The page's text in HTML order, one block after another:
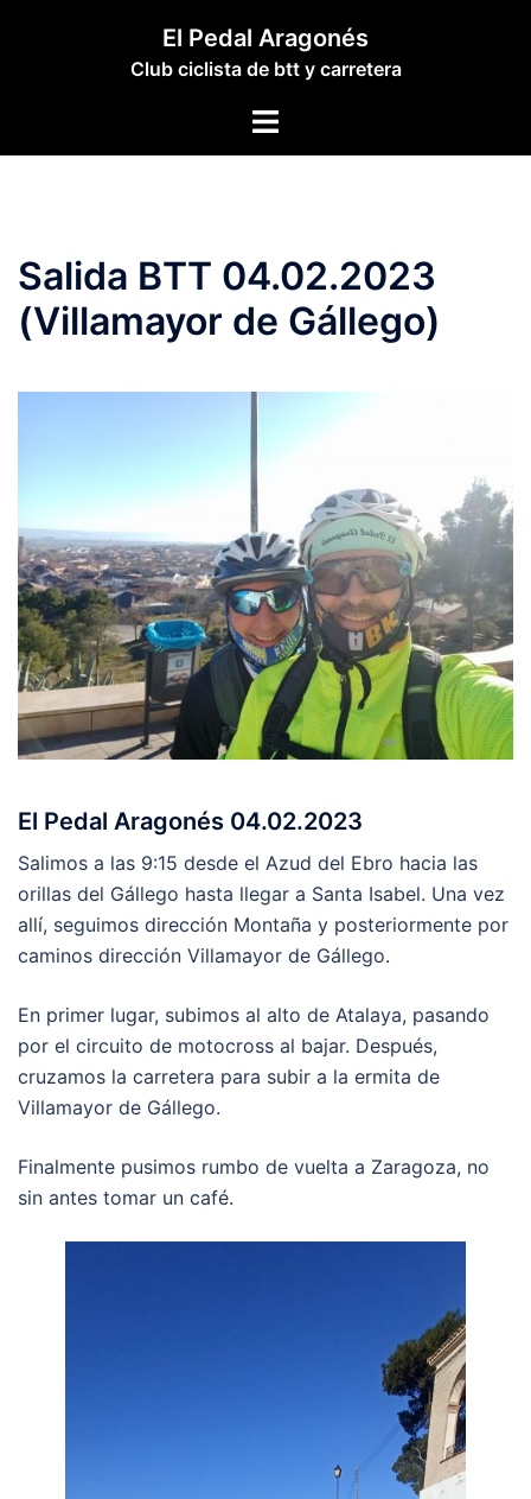
El Pedal Aragonés
Club ciclista de btt y carretera
Alternar
Salida BTT 04.02.2023
(Villamayor de Gállego)
El Pedal Aragonés 04.02.2023
Salimos a las 9:15 desde el Azud del Ebro hacia las
orillas del Gállego hasta llegar a Santa Isabel. Una vez
allí, seguimos dirección Montaña y posteriormente por
caminos dirección Villamayor de Gállego.
En primer lugar, subimos al alto de Atalaya, pasando
por el circuito de motocross al bajar. Después,
cruzamos la carretera para subir a la ermita de
Villamayor de Gállego.
Finalmente pusimos rumbo de vuelta a Zaragoza, no
sin antes tomar un café.